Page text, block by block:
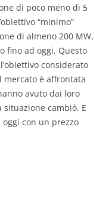
di poco meno di 5
“minimo”
di almeno 200 MW,
fino ad oggi. Questo
considerato
mercato è affrontata
avuto dai loro
cambiò. E
con un prezzo